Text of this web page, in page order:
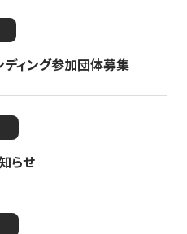
ィング参加団体募集
らせ